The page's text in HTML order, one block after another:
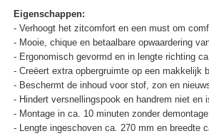
Eigenschappen:
- Verhoogt het zitcomfort en een must om
- Mooie, chique en betaalbare opwaardering
- Ergonomisch gevormd en in lengte richting
- Creëert extra opbergruimte op een makkelijk
- Beschermt de inhoud voor stof, zon en
- Hindert versnellingspook en handrem niet en
- Montage in ca. 10 minuten zonder
- Lengte ingeschoven ca. 270 mm en breedte